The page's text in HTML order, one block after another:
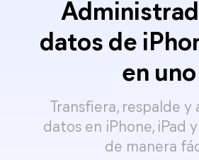
datos de
en uno
Transfiera, respalde
datos en iPhone, iPad
de manera